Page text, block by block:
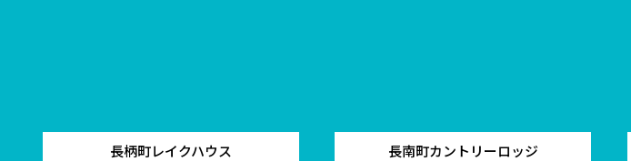
長柄町レイクハウス 長南町カントリーロッジ